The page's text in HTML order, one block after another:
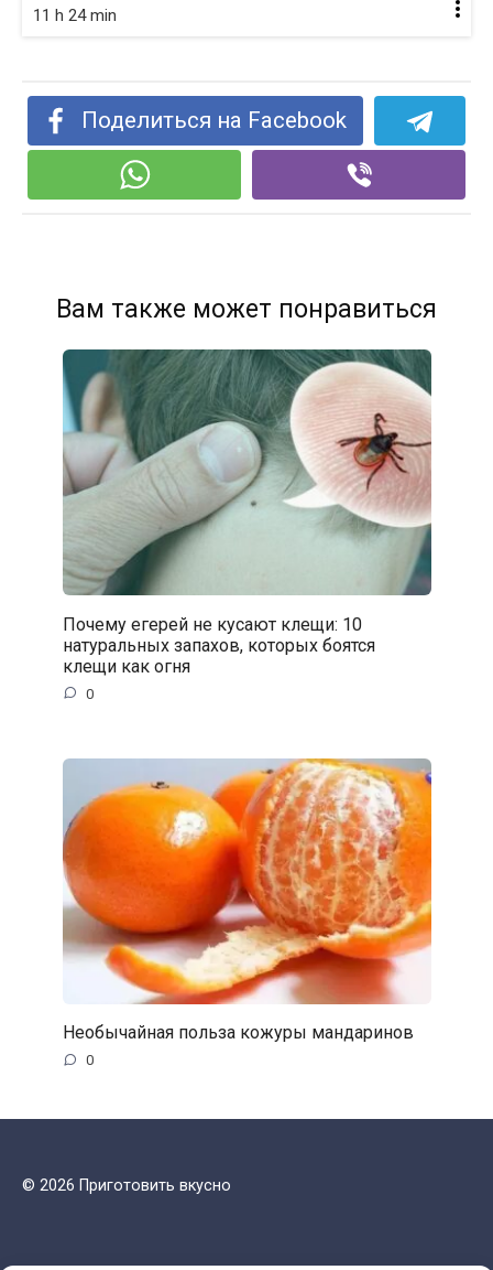
11 h 24 min
Поделиться на Facebook
Вам также может понравиться
Почему егерей не кусают клещи: 10
натуральных запахов, которых боятся
клещи как огня
0
Необычайная польза кожуры мандаринов
0
© 2026 Приготовить вкусно